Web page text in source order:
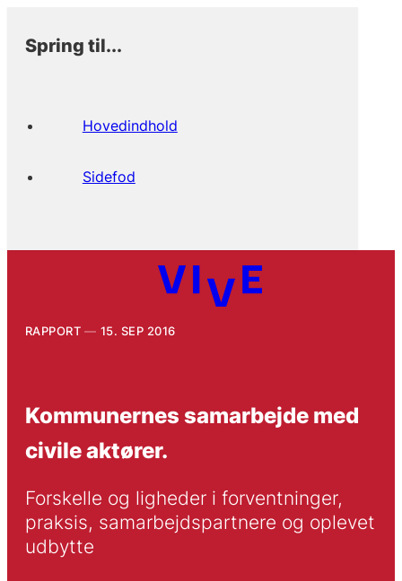
Spring til...
Hovedindhold
Sidefod
RAPPORT 15. SEP 2016
Kommunernes samarbejde med
civile aktører.
Forskelle og ligheder i forventninger,
praksis, samarbejdspartnere og oplevet
udbytte